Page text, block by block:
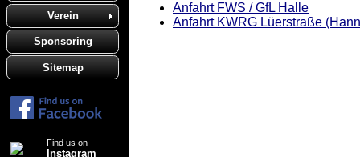
Verein
Sponsoring
Sitemap
Find us on
Instagram
Anfahrt FWS / GfL Halle
Anfahrt KWRG Lüerstraße